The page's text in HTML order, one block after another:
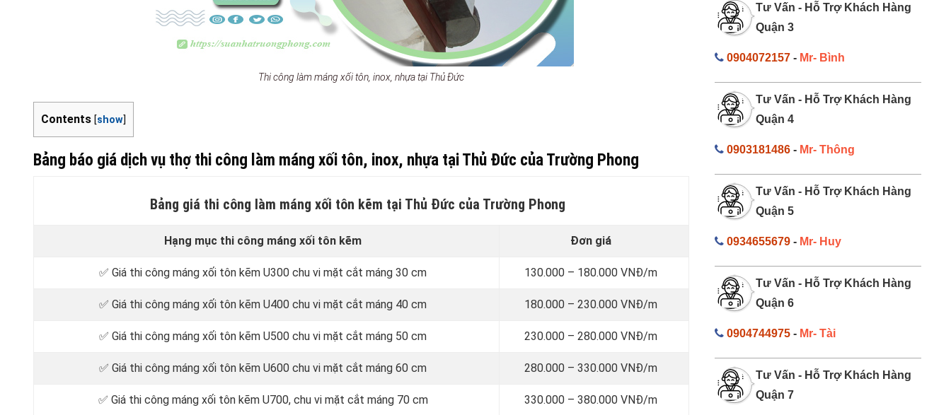
Thi công làm máng xối tôn, inox, nhựa tại Thủ Đức
Contents [show]
Bảng báo giá dịch vụ thợ thi công làm máng xối tôn, inox, nhựa tại Thủ Đức của Trường Phong
Bảng giá thi công làm máng xối tôn kẽm tại Thủ Đức của Trường Phong
Hạng mục thi công máng xối tôn kẽm Đơn giá
✅ Giá thi công máng xối tôn kẽm U300 chu vi mặt cắt máng 30 cm 130.000 – 180.000 VNĐ/m
✅ Giá thi công máng xối tôn kẽm U400 chu vi mặt cắt máng 40 cm 180.000 – 230.000 VNĐ/m
✅ Giá thi công máng xối tôn kẽm U500 chu vi mặt cắt máng 50 cm 230.000 – 280.000 VNĐ/m
✅ Giá thi công máng xối tôn kẽm U600 chu vi mặt cắt máng 60 cm 280.000 – 330.000 VNĐ/m
✅ Giá thi công máng xối tôn kẽm U700, chu vi mặt cắt máng 70 cm 330.000 – 380.000 VNĐ/m
Tư Vấn - Hỗ Trợ Khách Hàng
Quận 3
0904072157- Mr- Bình
Tư Vấn - Hỗ Trợ Khách Hàng
Quận 4
0903181486- Mr- Thông
Tư Vấn - Hỗ Trợ Khách Hàng
Quận 5
0934655679- Mr- Huy
Tư Vấn - Hỗ Trợ Khách Hàng
Quận 6
0904744975- Mr- Tài
Tư Vấn - Hỗ Trợ Khách Hàng
Quận 7